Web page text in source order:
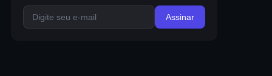
Assinar